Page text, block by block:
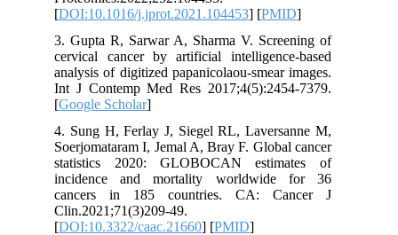
[DOI:10.1016/j.jprot.2021.104453] [PMID
3. Gupta R, Sarwar A, Sharma V. Screening of
cervical cancer by artificial intelligence-based
analysis of digitized papanicolaou-smear images.
Int J Contemp Med Res 2017;4(5):2454-7379.
[Google Scholar
4. Sung H, Ferlay J, Siegel RL, Laversanne M,
Soerjomataram I, Jemal A, Bray F. Global cancer
statistics 2020: GLOBOCAN estimates of
incidence and mortality worldwide for 36
cancers in 185 countries. CA: Cancer J
Clin.2021;71(3)209-49.
[DOI:10.3322/caac.21660] [PMID